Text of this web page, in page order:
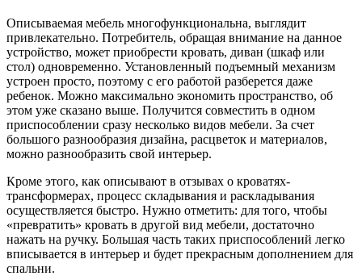
Описываемая мебель многофункциональна, выглядит
привлекательно. Потребитель, обращая внимание на данное
устройство, может приобрести кровать, диван (шкаф или
стол) одновременно. Установленный подъемный механизм
устроен просто, поэтому с его работой разберется даже
ребенок. Можно максимально экономить пространство, об
этом уже сказано выше. Получится совместить в одном
приспособлении сразу несколько видов мебели. За счет
большого разнообразия дизайна, расцветок и материалов,
можно разнообразить свой интерьер.
Кроме этого, как описывают в отзывах о кроватях-
трансформерах, процесс складывания и раскладывания
осуществляется быстро. Нужно отметить: для того, чтобы
«превратить» кровать в другой вид мебели, достаточно
нажать на ручку. Большая часть таких приспособлений легко
вписывается в интерьер и будет прекрасным дополнением для
спальни.